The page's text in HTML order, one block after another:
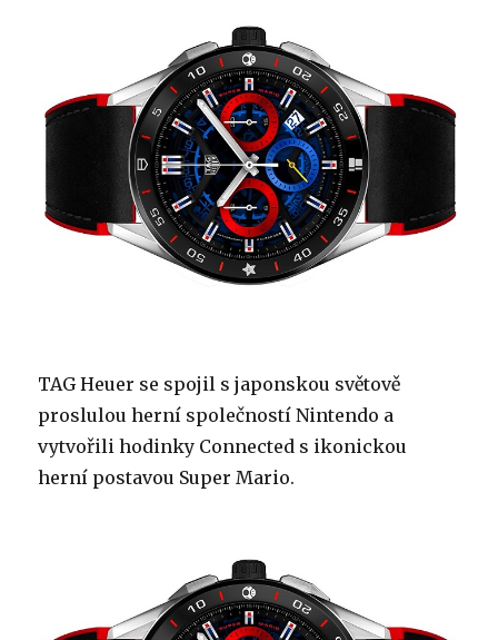
TAG Heuer se spojil s japonskou světově
proslulou herní společností Nintendo a
vytvořili hodinky Connected s ikonickou
herní postavou Super Mario.